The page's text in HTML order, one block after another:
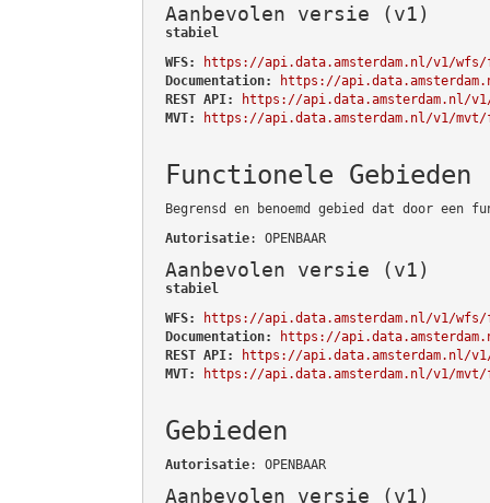
Aanbevolen versie (v1)
stabiel
WFS:
https://api.data.amsterdam.nl/v1/
Documentation:
https://
REST API:
https://api.data.amsterdam.nl/
MVT:
https://api.data.amsterdam.nl/v1/
Functionele Gebieden
Begrensd en benoemd gebied dat door een
Autorisatie: OPENBAAR
Aanbevolen versie (v1)
stabiel
WFS:
https://api.data.amsterdam.nl/v1/wfs/
Documentation:
https://
REST API:
https://api.data.amsterdam.nl/
MVT:
https://api.data.amsterdam.nl/v1/mvt/
Gebieden
Autorisatie: OPENBAAR
Aanbevolen versie (v1)